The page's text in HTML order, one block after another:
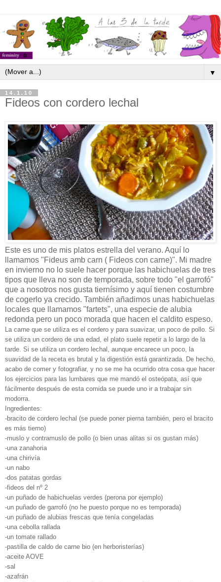
▼
14.1.10
Fideos con cordero lechal
Este es uno de mis platos estrella del verano. Aquí lo
llamamos "Fideus amb carn ( Fideos con carne)". Mi madre
en invierno no lo suele hacer porque las habichuelas de tres
tipos que lleva no son de temporada, sobre todo "el garrofó"
que a nosotros nos gusta tiernísimo y aquí tienen costumbre
de cogerlo ya crecido. También añadimos unas habichuelas
locales que llamamos "fartets", una especie de alubia
redonda pero un poco morada que hacen el caldito espeso.
La carne que se utiliza es el cordero y para suavizar, un poco de pollo. Si
se utiliza un cordero de una edad, el plato suele repetir a lo largo de la
tarde. Si se utiliza un cordero lechal, aunque encarece un poco, la
suavidad de la receta es brutal y la digestión está garantizada. De hecho,
acabo de comer y fotografiar, y no se me ha ocurrido otra cosa que hacer
los ejercicios para las lumbares que me mandó el osteópata, así que
fácilmente después de esta comida se puede uno ir a trabajar sin
modorra.
Ingredientes:
-bracito de cordero lechal (se puede poner pierna también, pero el bracito
es más tierno)
-muslo y contramuslo de pollo (o bien unas alitas si os gustan más)
-una zanahoria
-una chirivía
-un nabo
-dos patatas gordas
-fideos del nº 2
-un puñado de habichuelas verdes (perona por ejemplo)
-un puñado de garrofó (no he puesto porque no es temporada)
-un puñado de alubias frescas que tenía congeladas
-una cebolla rallada
-un tomate rallado
-pastilla de caldo de carne bio (en herboristerías)
-aceite AOVE
-sal
-azafrán